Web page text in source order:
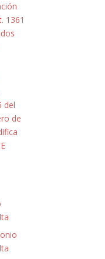
1361
del
de